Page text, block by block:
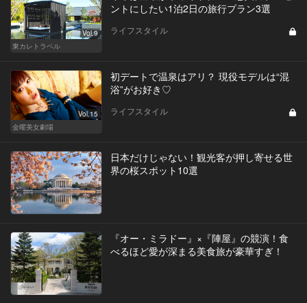
Vol.9
東カレトラベル
ントにしたい1泊2日の旅行プラン3選
ライフスタイル
Vol.15
金曜美女劇場
初デートで温泉はアリ？ 現役モデルは“混
浴”がお好き♡
ライフスタイル
日本だけじゃない！観光客が押し寄せる世
界の桜スポット10選
『オー・ミラドー』×『陣屋』の競演！食
べるほど愛が深まる美食旅が豪華すぎ！